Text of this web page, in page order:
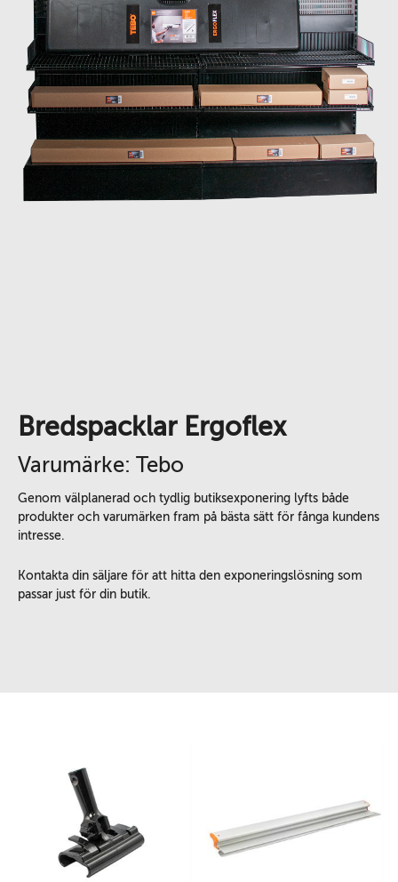
Bredspacklar Ergoflex
Varumärke: Tebo
Genom välplanerad och tydlig butiksexponering lyfts både
produkter och varumärken fram på bästa sätt för fånga kundens
intresse.
Kontakta din säljare för att hitta den exponeringslösning som
passar just för din butik.